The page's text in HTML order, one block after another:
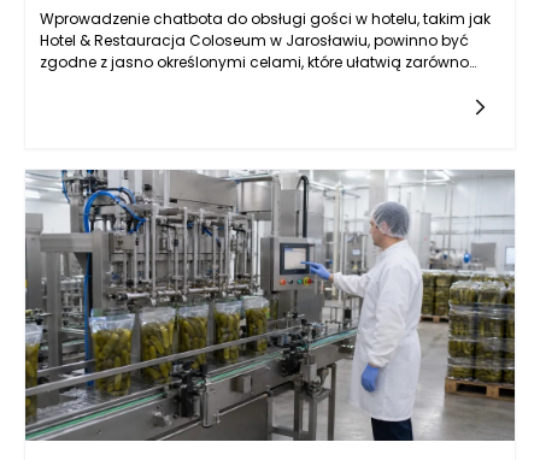
Wprowadzenie chatbota do obsługi gości w hotelu, takim jak
Hotel & Restauracja Coloseum w Jarosławiu, powinno być
zgodne z jasno określonymi celami, które ułatwią zarówno
zwiększenie dostępności informacji oraz możliwości interakcji.
pokoi, menu czy atrakcji w okolicy. Warto, aby jego działanie
nie ograniczało się jedynie do udzielania odpowiedzi na
często zadawane pytania. Powinien także potrafić skierować
gości do odpowiednich osób w zespole, gdy konkretne
zapytania wymagają interwencji człowieka. Obiekt w
Jarosławiu, ze swoim eleganckim designem i szeroką ofertą,
ma szansę na zbudowanie silniejszych relacji z klientami
dzięki większej efektywności obsługi.